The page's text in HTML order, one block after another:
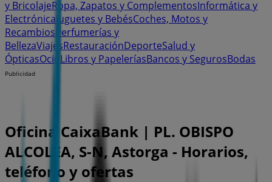
y BricolajeRopa, Zapatos y ComplementosInformática y
Electrónica Juguetes y BebésCoches, Motos y
Recambios Perfumerías y
BellezaViajesRestauraciónDeporteSalud y
ÓpticasOcio Libros y PapeleríasBancos y SegurosBodas
Publicidad
Oficina CaixaBank | PL. OBISPO
ALCOLEA, S-N, Astorga - Horarios,
teléfono y ofertas